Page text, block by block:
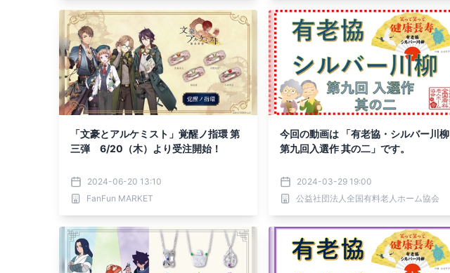
「文豪とアルケミスト」覚醒ノ指環 第
三弾 6/20（木）より受注開始！
2024-06-20 13:10
FanFun MARKET
今回の動画は 「有老協・シルバー川柳
第九回入選作 其の二」です。
2024-03-29 19:00
公益社団法人全国有料老人ホーム協会